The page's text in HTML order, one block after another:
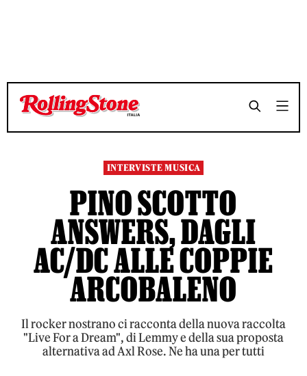
TEMPO DI LETTURA 10 MINUTI SHARE
TEMPO DI LETTURA 10 MINUTI SHARE
INTERVISTE MUSICA
PINO SCOTTO
ANSWERS, DAGLI
AC/DC ALLE COPPIE
ARCOBALENO
Il rocker nostrano ci racconta della nuova raccolta
"Live For a Dream", di Lemmy e della sua proposta
alternativa ad Axl Rose. Ne ha una per tutti